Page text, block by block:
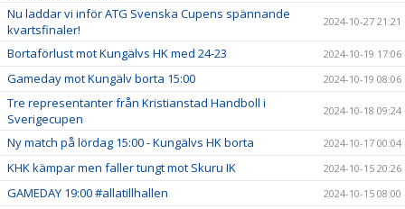
Nu laddar vi inför ATG Svenska Cupens spännande
kvartsfinaler!
2024-10-27 21:21
Bortaförlust mot Kungälvs HK med 24-23 2024-10-19 17:06
Gameday mot Kungälv borta 15:00 2024-10-19 08:06
Tre representanter från Kristianstad Handboll i
Sverigecupen
2024-10-18 09:24
Ny match på lördag 15:00 - Kungälvs HK borta 2024-10-17 00:04
KHK kämpar men faller tungt mot Skuru IK 2024-10-15 20:26
GAMEDAY 19:00 #allatillhallen 2024-10-15 08:00